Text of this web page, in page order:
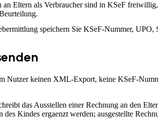
an Eltern als Verbraucher sind in KSeF
speichern Sie KSeF-Nummer,
Nutzer keinen XML-Export, keine KSeF-
das Ausstellen einer Rechnung an den
Kindes ergaenzt werden; ausgestellte